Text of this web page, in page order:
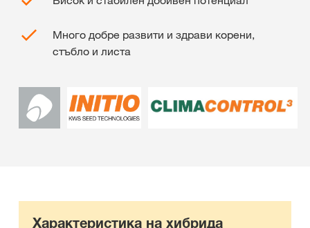
Много добре развити и здрави корени,
стъбло и листа
Характеристика на хибрида